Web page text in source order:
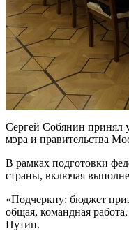
Сергей Собянин принял
мэра и правительства
В рамках подготовки
страны, включая
«Подчеркну: бюджет
общая, командная
Путин.